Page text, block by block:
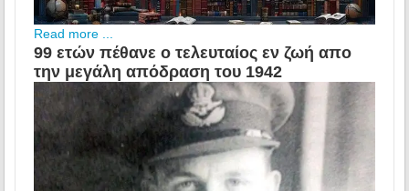
Read more ...
99 ετών πέθανε ο τελευταίος εν ζωή απο
την μεγάλη απόδραση του 1942